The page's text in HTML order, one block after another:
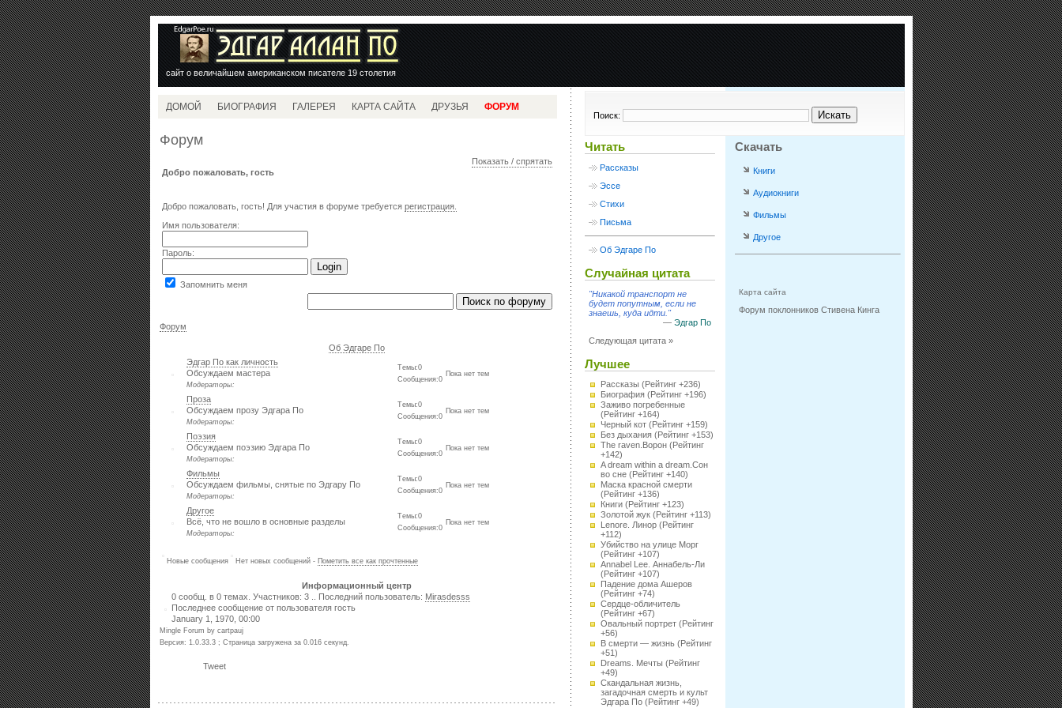
сайт о величайшем американском писателе 19 столетия
ДОМОЙ БИОГРАФИЯ ГАЛЕРЕЯ КАРТА САЙТА ДРУЗЬЯ ФОРУМ
Форум
Добро пожаловать, гость
Показать / спрятать
Добро пожаловать, гость! Для участия в форуме требуется регистрация.
Имя пользователя:
Пароль:
Запомнить меня
Форум
Об Эдгаре По
Эдгар По как личность
Обсуждаем мастера
Модераторы:
Темы:0
Сообщения:0
Пока нет тем
Проза
Обсуждаем прозу Эдгара По
Модераторы:
Темы:0
Сообщения:0
Пока нет тем
Поэзия
Обсуждаем поэзию Эдгара По
Модераторы:
Темы:0
Сообщения:0
Пока нет тем
Фильмы
Обсуждаем фильмы, снятые по Эдгару По
Модераторы:
Темы:0
Сообщения:0
Пока нет тем
Другое
Всё, что не вошло в основные разделы
Модераторы:
Темы:0
Сообщения:0
Пока нет тем
Новые сообщения Нет новых сообщений - Пометить все как прочтенные
Информационный центр
0 сообщ. в 0 темах. Участников: 3 .. Последний пользователь: Mirasdesss
Последнее сообщение от пользователя гость
January 1, 1970, 00:00
Mingle Forum by cartpauj
Версия: 1.0.33.3 ; Страница загружена за 0.016 секунд.
Tweet
Поиск:
Читать
Рассказы
Эссе
Стихи
Письма
Об Эдгаре По
Случайная цитата
Никакой транспорт не
будет попутным, если не
знаешь, куда идти.
— Эдгар По
Следующая цитата »
Лучшее
Рассказы (Рейтинг +236)
Биография(Рейтинг +196)
Заживо погребенные
(Рейтинг +164)
Черный кот(Рейтинг +159)
Без дыхания(Рейтинг +153)
The raven.Ворон(Рейтинг
+142)
A dream within a dream.Сон
во сне(Рейтинг +140)
Маска красной смерти
(Рейтинг +136)
Книги(Рейтинг +123)
Золотой жук(Рейтинг +113)
Lenore. Линор(Рейтинг
+112)
Убийство на улице Морг
(Рейтинг +107)
Annabel Lee. Аннабель-Ли
(Рейтинг +107)
Падение дома Ашеров
(Рейтинг +74)
Сердце-обличитель
(Рейтинг +67)
Овальный портрет(Рейтинг
+56)
В смерти — жизнь(Рейтинг
+51)
Dreams. Мечты (Рейтинг
+49)
Скандальная жизнь,
загадочная смерть и культ
Эдгара По(Рейтинг +49)
Скачать
Книги
Аудиокниги
Фильмы
Другое
Карта сайта
Форум поклонников Стивена Кинга